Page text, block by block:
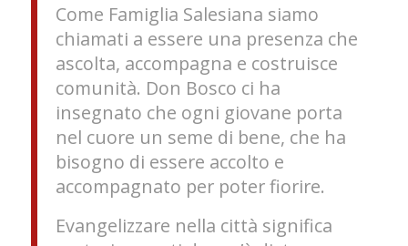
Come Famiglia Salesiana siamo
chiamati a essere una presenza che
ascolta, accompagna e costruisce
comunità. Don Bosco ci ha
insegnato che ogni giovane porta
nel cuore un seme di bene, che ha
bisogno di essere accolto e
accompagnato per poter fiorire.
Evangelizzare nella città significa